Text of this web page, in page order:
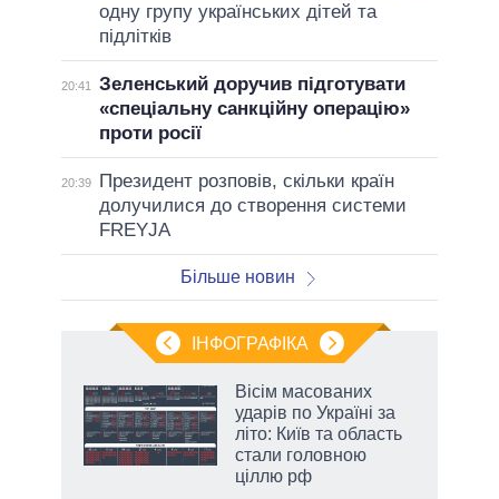
одну групу українських дітей та
підлітків
20:41
Зеленський доручив підготувати
«спеціальну санкційну операцію»
проти росії
20:39
Президент розповів, скільки країн
долучилися до створення системи
FREYJA
Більше новин
ІНФОГРАФІКА
Вісім масованих
ударів по Україні за
літо: Київ та область
стали головною
ціллю рф